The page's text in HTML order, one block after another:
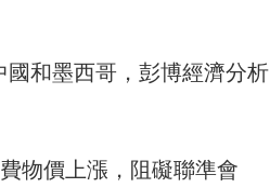
和墨西哥，彭博經濟分析
物價上漲，阻礙聯準會